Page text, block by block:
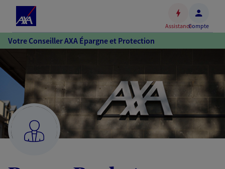
Accéder
au
Accéder
au
pied
de
page
AssistanceCompte
Votre Conseiller AXA Épargne et Protection